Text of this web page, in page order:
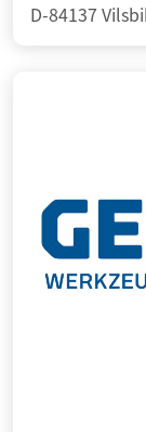
D-84137